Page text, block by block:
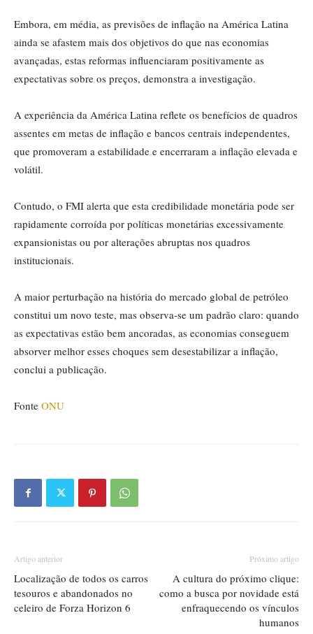
Embora, em média, as previsões de inflação na América Latina
ainda se afastem mais dos objetivos do que nas economias
avançadas, estas reformas influenciaram positivamente as
expectativas sobre os preços, demonstra a investigação.
A experiência da América Latina reflete os benefícios de quadros
assentes em metas de inflação e bancos centrais independentes,
que promoveram a estabilidade e encerraram a inflação elevada e
volátil.
Contudo, o FMI alerta que esta credibilidade monetária pode ser
rapidamente corroída por políticas monetárias excessivamente
expansionistas ou por alterações abruptas nos quadros
institucionais.
A maior perturbação na história do mercado global de petróleo
constitui um novo teste, mas observa-se um padrão claro: quando
as expectativas estão bem ancoradas, as economias conseguem
absorver melhor esses choques sem desestabilizar a inflação,
conclui a publicação.
Fonte ONU
Artigo anterior
Localização de todos os carros
tesouros e abandonados no
celeiro de Forza Horizon 6
Próximo artigo
A cultura do próximo clique:
como a busca por novidade está
enfraquecendo os vínculos
humanos